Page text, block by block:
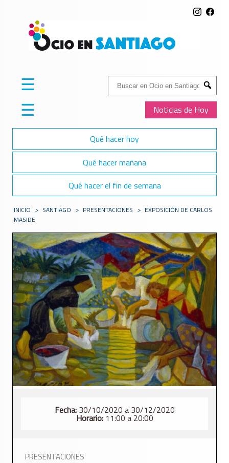
Buscar:
Submit
Noticias de Hoy
☰
☰
Qué hacer hoy
Qué hacer mañana
Qué hacer el fin de semana
INICIO > SANTIAGO > PRESENTACIONES > EXPOSICIÓN DE CARLOS
MASIDE
Fecha:30/10/2020 a 30/12/2020
Horario:11:00 a 20:00
PRESENTACIONES